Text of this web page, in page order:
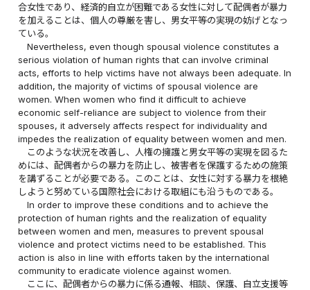
合女性であり、経済的自立が困難である女性に対して配偶者が暴力
を加えることは、個人の尊厳を害し、男女平等の実現の妨げとなっ
ている。
Nevertheless, even though spousal violence constitutes a
serious violation of human rights that can involve criminal
acts, efforts to help victims have not always been adequate. In
addition, the majority of victims of spousal violence are
women. When women who find it difficult to achieve
economic self-reliance are subject to violence from their
spouses, it adversely affects respect for individuality and
impedes the realization of equality between women and men.
このような状況を改善し、人権の擁護と男女平等の実現を図るた
めには、配偶者からの暴力を防止し、被害者を保護するための施策
を講ずることが必要である。このことは、女性に対する暴力を根絶
しようと努めている国際社会における取組にも沿うものである。
In order to improve these conditions and to achieve the
protection of human rights and the realization of equality
between women and men, measures to prevent spousal
violence and protect victims need to be established. This
action is also in line with efforts taken by the international
community to eradicate violence against women.
ここに、配偶者からの暴力に係る通報、相談、保護、自立支援等